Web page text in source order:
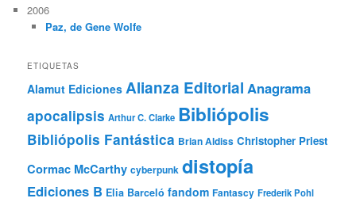
2006
Paz, de Gene Wolfe
ETIQUETAS
Alamut Ediciones Alianza Editorial Anagrama
apocalipsis Arthur C. Clarke Bibliópolis
Bibliópolis Fantástica Brian Aldiss Christopher Priest
Cormac McCarthy cyberpunk distopía
Ediciones B Elia Barceló fandom Fantascy Frederik Pohl